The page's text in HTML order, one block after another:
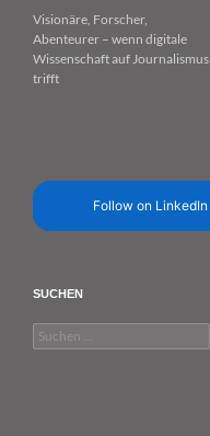
Visionäre, Forscher,
Abenteurer – wenn digitale
Wissenschaft auf Journalismus
trifft
Follow on LinkedIn
SUCHEN
Suchen
nach: